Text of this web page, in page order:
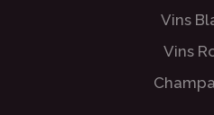
Vins
Vins